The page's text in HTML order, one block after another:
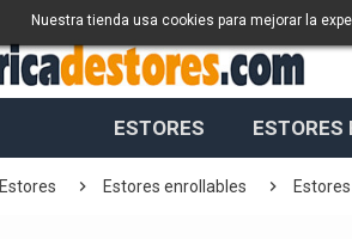
Nuestra tienda usa cookies para mejorar la
ESTORES ESTORES
Estores  Estores enrollables 